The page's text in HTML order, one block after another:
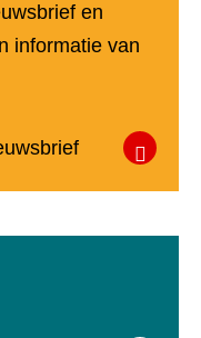
en
informatie van
(verwijst